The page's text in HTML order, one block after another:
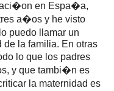
en Espa�a,
a�os y he visto
puedo llamar un
de la familia. En otras
lo que los padres
y que tambi�n es
la maternidad es